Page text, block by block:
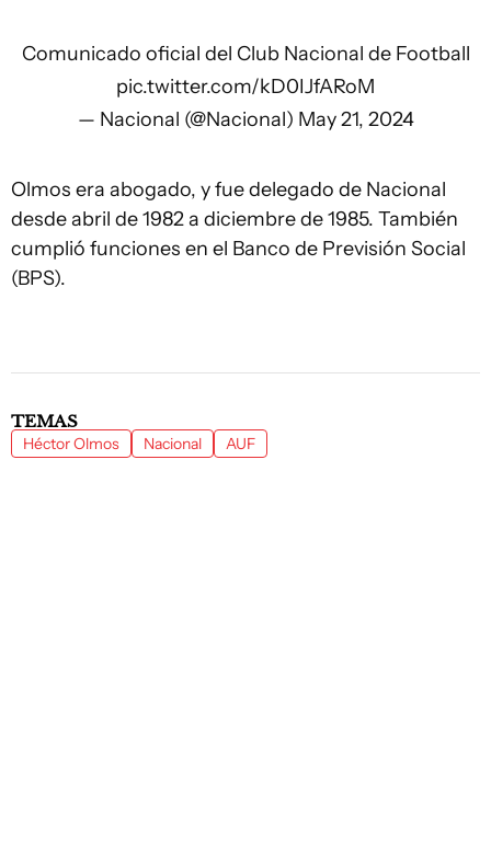
Comunicado oficial del Club Nacional de Football
pic.twitter.com/kD0IJfARoM
— Nacional (@Nacional) May 21, 2024
Olmos era abogado, y fue delegado de Nacional
desde abril de 1982 a diciembre de 1985. También
cumplió funciones en el Banco de Previsión Social
(BPS).
TEMAS
Héctor Olmos Nacional AUF